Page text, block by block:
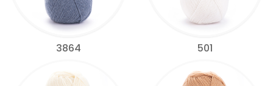
3864 501